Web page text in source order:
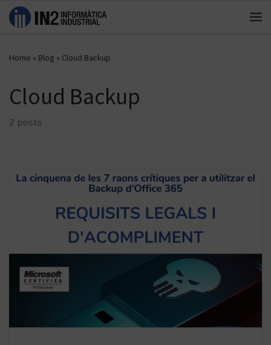
Skip to content
Home » Blog » Cloud Backup
Cloud Backup
2 posts
Des de Informàtica Industrial publiquem les 7 raons crítiques per
les que recomanem a les empreses que facin us del backup de les
dades dOffice 365: La cinquena raó és per els “Requisits legals
i d’acompliment”. Pot passar que la seva empresa necessiti
recuperar de forma inesperada emails, arxius o altres tipus
de dades […]